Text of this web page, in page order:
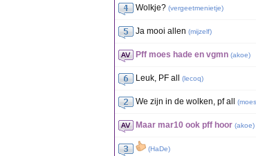
Wolkje? (vergeetmenietje)
Ja mooi allen (mijzelf)
Pff moes hade en vgmn (akoe)
Leuk, PF all (lecoq)
We zijn in de wolken, pf all (moes
Maar mar10 ook pff hoor (akoe)
(HaDe)